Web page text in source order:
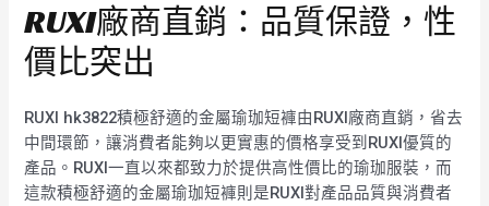
RUXI廠商直銷：品質保證，性
價比突出
RUXI hk3822積極舒適的金屬瑜珈短褲由RUXI廠商直銷，省去
中間環節，讓消費者能夠以更實惠的價格享受到RUXI優質的
產品。RUXI一直以來都致力於提供高性價比的瑜珈服裝，而
這款積極舒適的金屬瑜珈短褲則是RUXI對產品品質與消費者